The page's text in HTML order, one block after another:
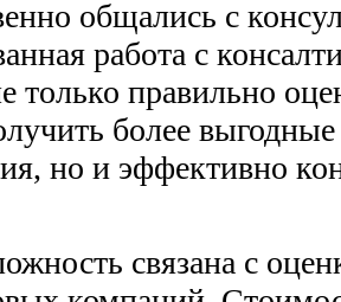
общались с
работа с
только правильно
более
но и эффективно
связана с